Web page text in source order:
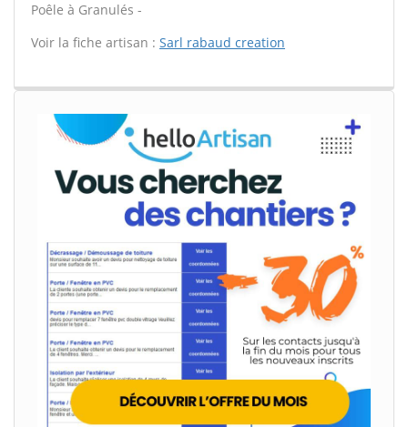
Poêle à Granulés -
Voir la fiche artisan : Sarl rabaud creation